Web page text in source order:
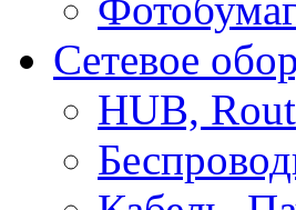
Сетевое
HUB,